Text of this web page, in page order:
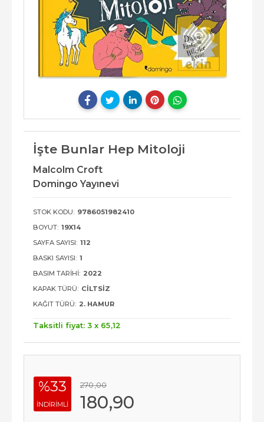
İşte Bunlar Hep Mitoloji
Malcolm Croft
Domingo Yayınevi
STOK KODU: 9786051982410
BOYUT: 19X14
SAYFA SAYISI: 112
BASKI SAYISI: 1
BASIM TARIHI: 2022
KAPAK TÜRÜ: CILTSIZ
KAĞIT TÜRÜ: 2. HAMUR
Taksitli fiyat: 3 x 65,12
%33
INDIRIMLI
270,00
180,90